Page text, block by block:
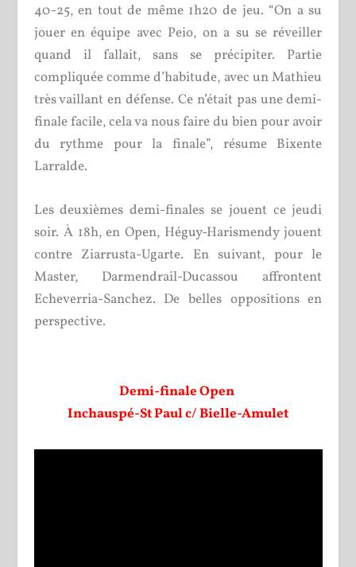
40-25, en tout de même 1h20 de jeu. “On a su
jouer en équipe avec Peio, on a su se réveiller
quand il fallait, sans se précipiter. Partie
compliquée comme d’habitude, avec un Mathieu
très vaillant en défense. Ce n’était pas une demi-
finale facile, cela va nous faire du bien pour avoir
du rythme pour la finale”, résume Bixente
Larralde.
Les deuxièmes demi-finales se jouent ce jeudi
soir. À 18h, en Open, Héguy-Harismendy jouent
contre Ziarrusta-Ugarte. En suivant, pour le
Master, Darmendrail-Ducassou affrontent
Echeverria-Sanchez. De belles oppositions en
perspective.
Demi-finale Open
Inchauspé-St Paul c/ Bielle-Amulet